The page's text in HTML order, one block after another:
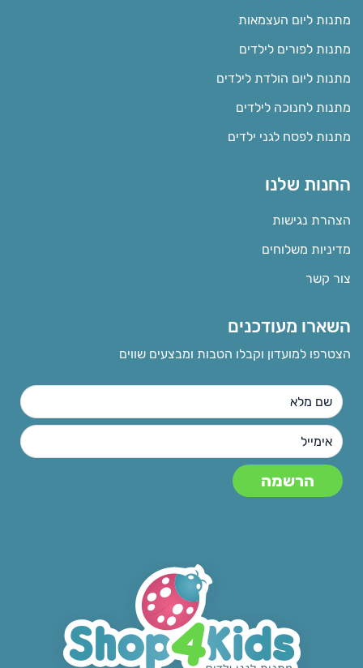
מתנות ליום העצמאות
מתנות לפורים לילדים
מתנות ליום הולדת לילדים
מתנות לחנוכה לילדים
מתנות לפסח לגני ילדים
החנות שלנו
הצהרת נגישות
מדיניות משלוחים
צור קשר
השארו מעודכנים
הצטרפו למועדון וקבלו הטבות ומבצעים שווים